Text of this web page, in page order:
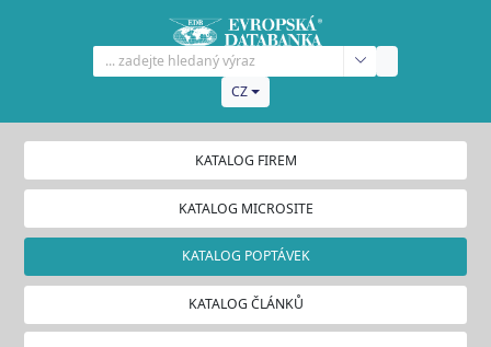
CZ
KATALOG FIREM
KATALOG MICROSITE
KATALOG POPTÁVEK
KATALOG ČLÁNKŮ